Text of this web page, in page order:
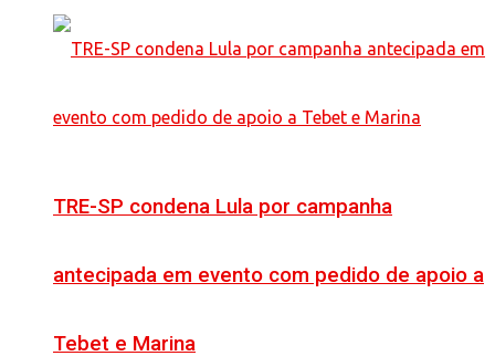
TRE-SP condena Lula por campanha
antecipada em evento com pedido de apoio a
Tebet e Marina